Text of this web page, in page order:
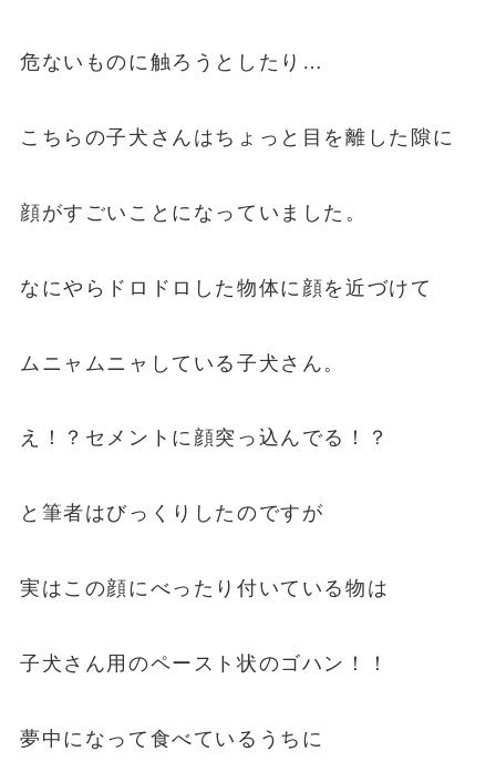
危ないものに触ろうとしたり…
こちらの子犬さんはちょっと目を離した隙に
顔がすごいことになっていました。
なにやらドロドロした物体に顔を近づけて
ムニャムニャしている子犬さん。
え！？セメントに顔突っ込んでる！？
と筆者はびっくりしたのですが
実はこの顔にべったり付いている物は
子犬さん用のペースト状のゴハン！！
夢中になって食べているうちに